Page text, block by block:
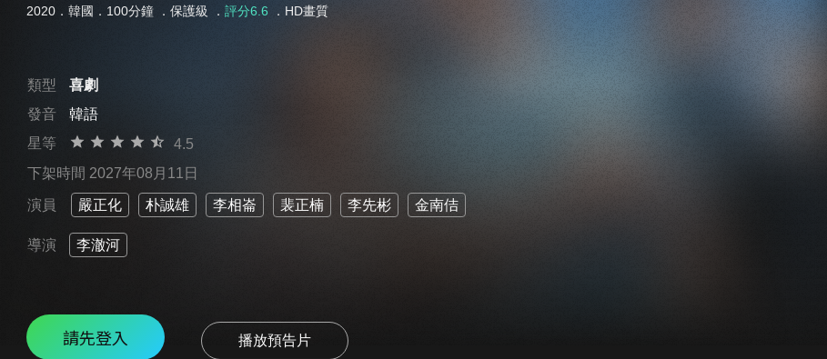
2020．韓國．100分鐘 ． 保護級 ． 評分6.6 ．HD畫質
類型
喜劇
發音
韓語
星等
4.5
下架時間 2027年08月11日
演員 嚴正化 朴誠雄 李相崙 裴正楠 李先彬 金南佶
導演 李澈河
請先登入 播放預告片